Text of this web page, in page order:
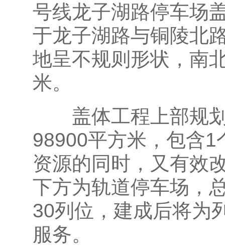
号线龙子湖路停车场
于龙子湖路与铜陵北
地呈不规则形状，南
米。
盖体工程上部规划
98900平方米，包含
资源的同时，又有效
下方为轨道停车场，
30列位，建成后将为
服务。